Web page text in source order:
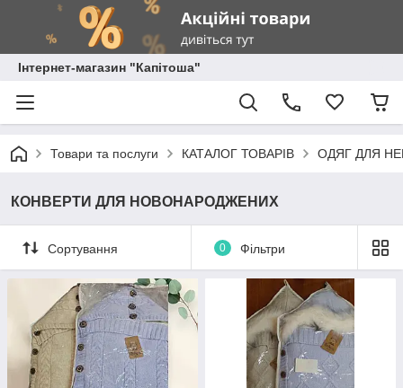
Інтернет-магазин "Капітоша"
Товари та послуги КАТАЛОГ ТОВАРІВ ОДЯГ ДЛЯ
КОНВЕРТИ ДЛЯ НОВОНАРОДЖЕНИХ
Сортування 0 Фільтри